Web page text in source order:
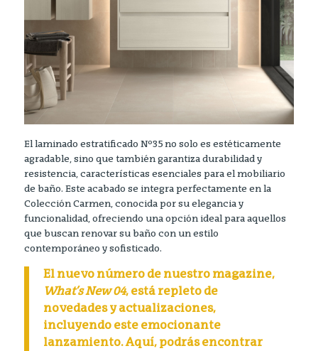
El laminado estratificado Nº35 no solo es estéticamente
agradable, sino que también garantiza durabilidad y
resistencia, características esenciales para el mobiliario
de baño. Este acabado se integra perfectamente en la
Colección Carmen, conocida por su elegancia y
funcionalidad, ofreciendo una opción ideal para aquellos
que buscan renovar su baño con un estilo
contemporáneo y sofisticado.
El nuevo número de nuestro magazine,
What’s New 04, está repleto de
novedades y actualizaciones,
incluyendo este emocionante
lanzamiento. Aquí, podrás encontrar